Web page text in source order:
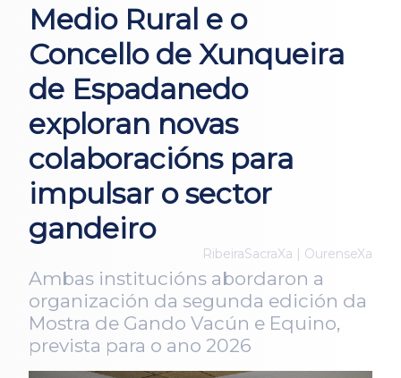
Medio Rural e o
Concello de Xunqueira
de Espadanedo
exploran novas
colaboracións para
impulsar o sector
gandeiro
RibeiraSacraXa | OurenseXa
Ambas institucións abordaron a
organización da segunda edición da
Mostra de Gando Vacún e Equino,
prevista para o ano 2026